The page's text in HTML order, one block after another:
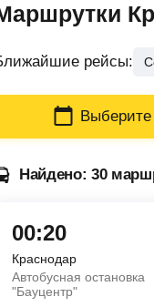
рейсы:
Выберите
Найдено: 30
00:20
Краснодар
Автобусная остановка
"Бауцентр"